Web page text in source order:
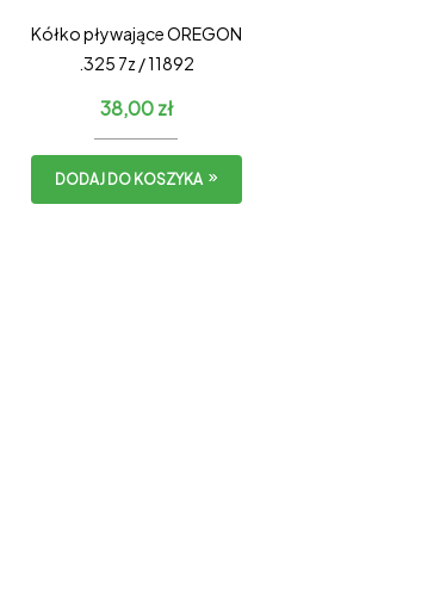
Kółko pływające OREGON
.325 7z / 11892
38,00zł
DODAJ DO KOSZYKA